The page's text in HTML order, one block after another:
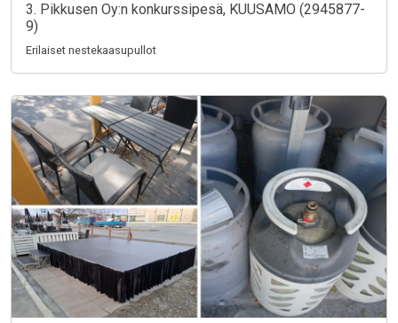
3. Pikkusen Oy:n konkurssipesä, KUUSAMO (2945877-
9)
Erilaiset nestekaasupullot